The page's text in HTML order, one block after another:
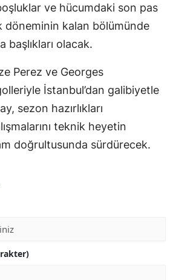
ve hücumdaki son pas
döneminin kalan bölümünde
başlıkları olacak.
Perez ve Georges
İstanbul’dan galibiyetle
sezon hazırlıkları
teknik heyetin
doğrultusunda sürdürecek.